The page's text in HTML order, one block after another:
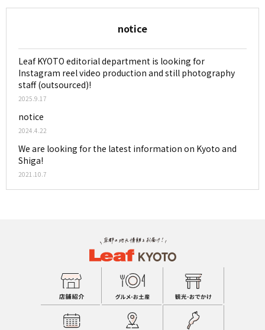
notice
Leaf KYOTO editorial department is looking for
Instagram reel video production and still photography
staff (outsourced)!
2025.9.17
notice
2024.4.22
We are looking for the latest information on Kyoto and
Shiga!
2021.10.7